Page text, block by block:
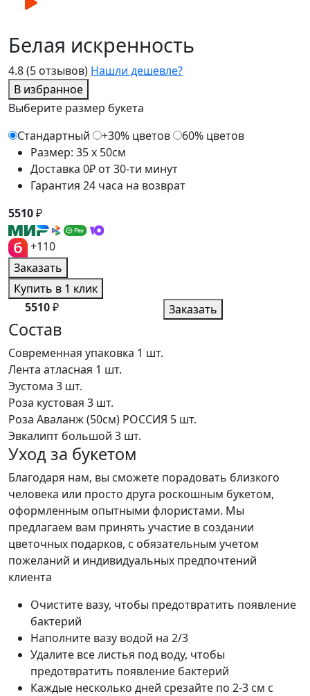
4.8(5 отзывов) Нашли дешевле?
В избранное
Белая искренность
Выберите размер букета
Стандартный
+30% цветов
60% цветов
Размер: 35 x 50см
Доставка 0₽ от 30-ти минут
Гарантия 24 часа на возврат
5510₽
+110
Заказать
Купить в 1 клик
5510₽ Заказать
Состав
Современная упаковка 1 шт.
Лента атласная 1 шт.
Эустома 3 шт.
Роза кустовая 3 шт.
Роза Аваланж (50см) РОССИЯ 5 шт.
Эвкалипт большой 3 шт.
Уход за букетом
Благодаря нам, вы сможете порадовать близкого
человека или просто друга роскошным букетом,
оформленным опытными флористами. Мы
предлагаем вам принять участие в создании
цветочных подарков, с обязательным учетом
пожеланий и индивидуальных предпочтений
клиента
Очистите вазу, чтобы предотвратить появление
бактерий
Наполните вазу водой на 2/3
Удалите все листья под воду, чтобы
предотвратить появление бактерий
Каждые несколько дней срезайте по 2-3 см с